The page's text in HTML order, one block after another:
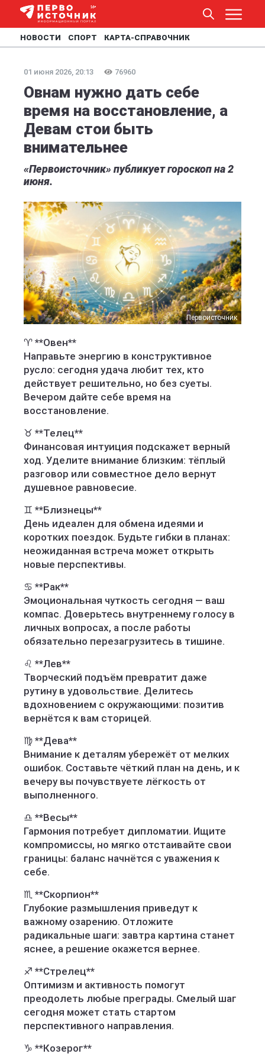
НОВОСТИ СПОРТ КАРТА-СПРАВОЧНИК
01 июня 2026, 20:13 76960
Овнам нужно дать себе
время на восстановление, а
Девам стои быть
внимательнее
«Первоисточник» публикует гороскоп на 2
июня.
Первоисточник
♈ **Овен**
Направьте энергию в конструктивное
русло: сегодня удача любит тех, кто
действует решительно, но без суеты.
Вечером дайте себе время на
восстановление.
♉ **Телец**
Финансовая интуиция подскажет верный
ход. Уделите внимание близким: тёплый
разговор или совместное дело вернут
душевное равновесие.
♊ **Близнецы**
День идеален для обмена идеями и
коротких поездок. Будьте гибки в планах:
неожиданная встреча может открыть
новые перспективы.
♋ **Рак**
Эмоциональная чуткость сегодня — ваш
компас. Доверьтесь внутреннему голосу в
личных вопросах, а после работы
обязательно перезагрузитесь в тишине.
♌ **Лев**
Творческий подъём превратит даже
рутину в удовольствие. Делитесь
вдохновением с окружающими: позитив
вернётся к вам сторицей.
♍ **Дева**
Внимание к деталям убережёт от мелких
ошибок. Составьте чёткий план на день, и к
вечеру вы почувствуете лёгкость от
выполненного.
♎ **Весы**
Гармония потребует дипломатии. Ищите
компромиссы, но мягко отстаивайте свои
границы: баланс начнётся с уважения к
себе.
♏ **Скорпион**
Глубокие размышления приведут к
важному озарению. Отложите
радикальные шаги: завтра картина станет
яснее, а решение окажется вернее.
♐ **Стрелец**
Оптимизм и активность помогут
преодолеть любые преграды. Смелый шаг
сегодня может стать стартом
перспективного направления.
♑ **Козерог**